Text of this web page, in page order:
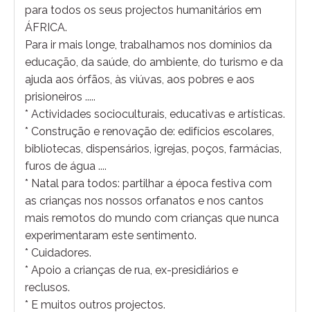
para todos os seus projectos humanitários em
ÁFRICA.
Para ir mais longe, trabalhamos nos domínios da
educação, da saúde, do ambiente, do turismo e da
ajuda aos órfãos, às viúvas, aos pobres e aos
prisioneiros .....
* Actividades socioculturais, educativas e artísticas.
* Construção e renovação de: edifícios escolares,
bibliotecas, dispensários, igrejas, poços, farmácias,
furos de água ....
* Natal para todos: partilhar a época festiva com
as crianças nos nossos orfanatos e nos cantos
mais remotos do mundo com crianças que nunca
experimentaram este sentimento.
* Cuidadores.
* Apoio a crianças de rua, ex-presidiários e
reclusos.
* E muitos outros projectos.